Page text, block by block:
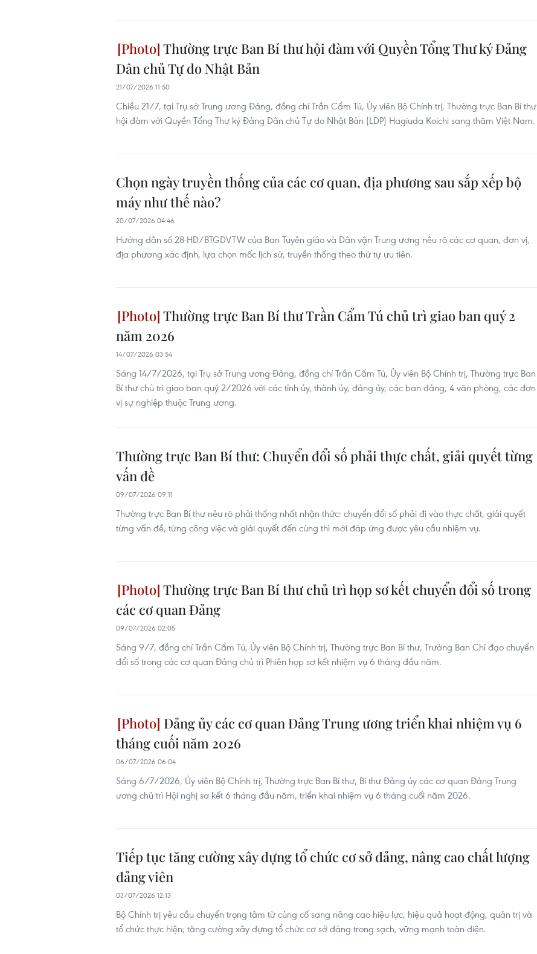
Thường trực Ban Bí thư hội đàm với Quyền Tổng Thư ký Đảng
Dân chủ Tự do Nhật Bản
21/07/2026 11:50
Chiều 21/7, tại Trụ sở Trung ương Đảng, đồng chí Trần Cẩm Tú, Ủy viên Bộ Chính trị, Thường trực Ban Bí thư
hội đàm với Quyền Tổng Thư ký Đảng Dân chủ Tự do Nhật Bản (LDP) Hagiuda Koichi sang thăm Việt Nam.
Chọn ngày truyền thống của các cơ quan, địa phương sau sắp xếp bộ
máy như thế nào?
20/07/2026 04:46
Hướng dẫn số 28-HD/BTGDVTW của Ban Tuyên giáo và Dân vận Trung ương nêu rõ các cơ quan, đơn vị,
địa phương xác định, lựa chọn mốc lịch sử, truyền thống theo thứ tự ưu tiên.
Thường trực Ban Bí thư Trần Cẩm Tú chủ trì giao ban quý 2
năm 2026
14/07/2026 03:54
Sáng 14/7/2026, tại Trụ sở Trung ương Đảng, đồng chí Trần Cẩm Tú, Ủy viên Bộ Chính trị, Thường trực Ban
Bí thư chủ trì giao ban quý 2/2026 với các tỉnh ủy, thành ủy, đảng ủy, các ban đảng, 4 văn phòng, các đơn
vị sự nghiệp thuộc Trung ương.
Thường trực Ban Bí thư: Chuyển đổi số phải thực chất, giải quyết từng
vấn đề
09/07/2026 09:11
Thường trực Ban Bí thư nêu rõ phải thống nhất nhận thức: chuyển đổi số phải đi vào thực chất, giải quyết
từng vấn đề, từng công việc và giải quyết đến cùng thì mới đáp ứng được yêu cầu nhiệm vụ.
Thường trực Ban Bí thư chủ trì họp sơ kết chuyển đổi số trong
các cơ quan Đảng
09/07/2026 02:05
Sáng 9/7, đồng chí Trần Cẩm Tú, Ủy viên Bộ Chính trị, Thường trực Ban Bí thư, Trưởng Ban Chỉ đạo chuyển
đổi số trong các cơ quan Đảng chủ trì Phiên họp sơ kết nhiệm vụ 6 tháng đầu năm.
Đảng ủy các cơ quan Đảng Trung ương triển khai nhiệm vụ 6
tháng cuối năm 2026
06/07/2026 06:04
Sáng 6/7/2026, Ủy viên Bộ Chính trị, Thường trực Ban Bí thư, Bí thư Đảng ủy các cơ quan Đảng Trung
ương chủ trì Hội nghị sơ kết 6 tháng đầu năm, triển khai nhiệm vụ 6 tháng cuối năm 2026.
Tiếp tục tăng cường xây dựng tổ chức cơ sở đảng, nâng cao chất lượng
đảng viên
03/07/2026 12:13
Bộ Chính trị yêu cầu chuyển trọng tâm từ củng cố sang nâng cao hiệu lực, hiệu quả hoạt động, quản trị và
tổ chức thực hiện; tăng cường xây dựng tổ chức cơ sở đảng trong sạch, vững mạnh toàn diện.